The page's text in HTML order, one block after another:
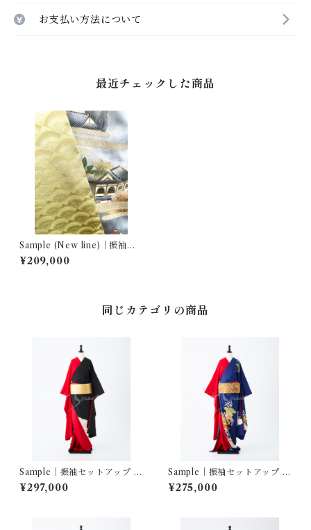
お支払い方法について
最近チェックした商品
Sample (New line)｜振袖セ
ットアップ … 南蛮船文／黄金
扇尽くし
¥209,000
同じカテゴリの商品
Sample｜振袖セットアップ …
ばさら紋付孔雀松梅／赤三越
縮緬
¥297,000
Sample｜振袖セットアップ …
雲重ね吉祥花冊子文／赤三越
縮緬
¥275,000